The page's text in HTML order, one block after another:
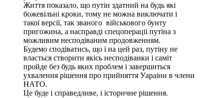
Життя показало, що путін здатний на будь які
божевільні кроки, тому не можна виключати і
такої версії, так званого військового бунту
пригожина, а насправді спецопераціі путіна з
можливим несподіваним продовженням.
Будемо сподіватись, що і на цей раз, путіну не
власться створити якісь несподіванки і саміт
пройде без будь яких проблем і завершиться
ухвалення рішення про прийняття Уараіни в члени
НАТО.
Це буде і справедливе, і історичне рішення.